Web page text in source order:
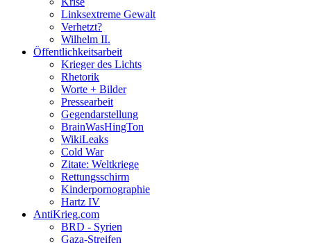
Linksextreme Gewalt
Verhetzt?
Wilhelm II.
Öffentlichkeitsarbeit
Krieger des Lichts
Rhetorik
Worte + Bilder
Pressearbeit
Gegendarstellung
BrainWasHingTon
WikiLeaks
Cold War
Zitate: Weltkriege
Rettungsschirm
Kinderpornographie
Hartz IV
AntiKrieg.com
BRD - Syrien
Gaza-Streifen